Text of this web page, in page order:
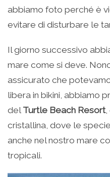
abbiamo foto perché è
evitare di disturbare le
Il giorno successivo
mare come si deve.
assicurato che
libera in bikini, abbiamo
del Turtle Beach Resort,
cristallina, dove le
anche nel nostro mare
tropicali.